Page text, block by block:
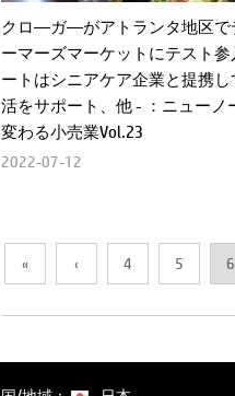
クロ―ガ―がアトランタ地区で
ーマーズマーケットにテスト
ートはシニアケア企業と提携
活をサポート、他 - ：ニューノ
変わる小売業Vol.23
2022-07-12
« ‹ 4 5 6